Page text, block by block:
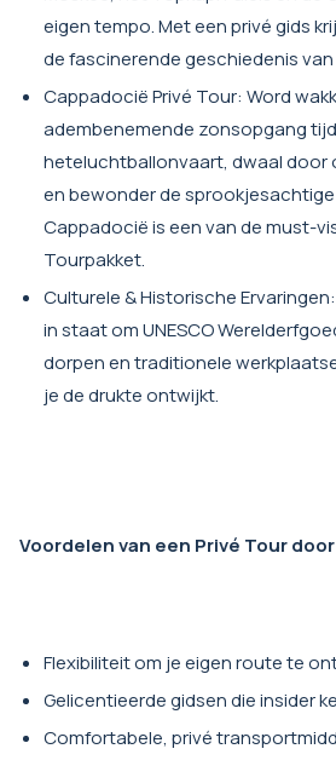
eigen tempo. Met een privé gids
de fascinerende geschiedenis
Cappadocië Privé Tour: Word
adembenemende zonsopgang
heteluchtballonvaart, dwaal door
en bewonder de
Cappadocië is een van de must-
Tourpakket.
Culturele & Historische
in staat om UNESCO
dorpen en traditionele
je de drukte ontwijkt.
Voordelen van een Privé Tour
Flexibiliteit om je eigen route te
Gelicentieerde gidsen die insider
Comfortabele, privé